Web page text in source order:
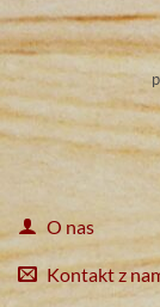
O nas
Kontakt z